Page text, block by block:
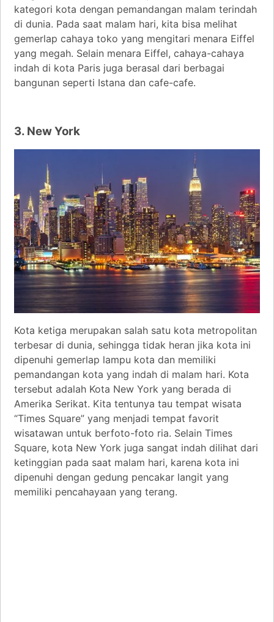
kategori kota dengan pemandangan malam terindah
di dunia. Pada saat malam hari, kita bisa melihat
gemerlap cahaya toko yang mengitari menara Eiffel
yang megah. Selain menara Eiffel, cahaya-cahaya
indah di kota Paris juga berasal dari berbagai
bangunan seperti Istana dan cafe-cafe.
3. New York
Kota ketiga merupakan salah satu kota metropolitan
terbesar di dunia, sehingga tidak heran jika kota ini
dipenuhi gemerlap lampu kota dan memiliki
pemandangan kota yang indah di malam hari. Kota
tersebut adalah Kota New York yang berada di
Amerika Serikat. Kita tentunya tau tempat wisata
“Times Square” yang menjadi tempat favorit
wisatawan untuk berfoto-foto ria. Selain Times
Square, kota New York juga sangat indah dilihat dari
ketinggian pada saat malam hari, karena kota ini
dipenuhi dengan gedung pencakar langit yang
memiliki pencahayaan yang terang.